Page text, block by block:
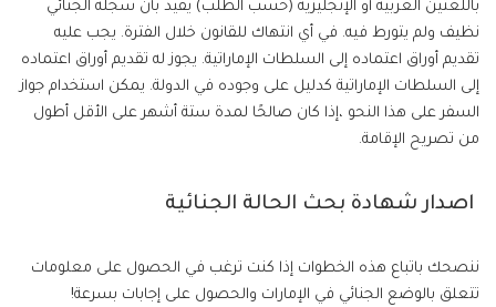
باللغتين العربية أو الإنجليزية (حسب الطلب) يفيد بأن سجله الجنائي
نظيف ولم يتورط فيه. في أي انتهاك للقانون خلال الفترة. يجب عليه
تقديم أوراق اعتماده إلى السلطات الإماراتية. يجوز له تقديم أوراق اعتماده
إلى السلطات الإماراتية كدليل على وجوده في الدولة. يمكن استخدام جواز
السفر على هذا النحو ،إذا كان صالحًا لمدة ستة أشهر على الأقل أطول
من تصريح الإقامة.
اصدار شهادة بحث الحالة الجنائية
ننصحك باتباع هذه الخطوات إذا كنت ترغب في الحصول على معلومات
تتعلق بالوضع الجنائي في الإمارات والحصول على إجابات بسرعة!